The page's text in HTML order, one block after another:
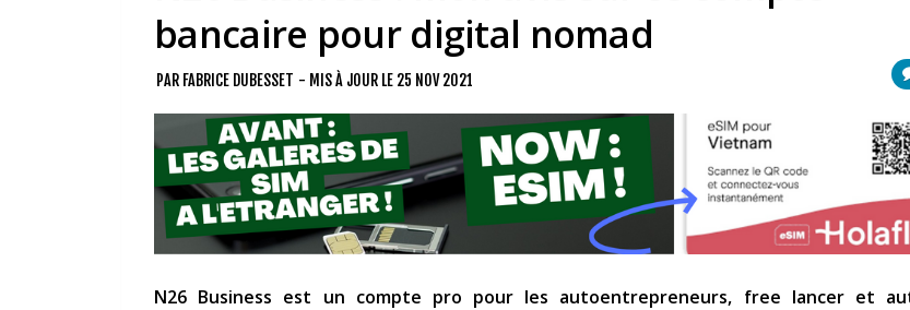
bancaire pour digital nomad
PAR FABRICE DUBESSET - MIS À JOUR LE 25 NOV 2021
N26 Business est un compte pro pour les autoentrepreneurs, free lancer et